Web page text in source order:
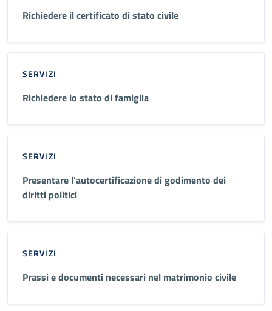
Richiedere il certificato di stato civile
SERVIZI
Richiedere lo stato di famiglia
SERVIZI
Presentare l'autocertificazione di godimento dei
diritti politici
SERVIZI
Prassi e documenti necessari nel matrimonio civile